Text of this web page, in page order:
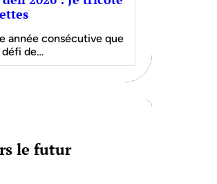
année consécutive que
défi de…
le futur